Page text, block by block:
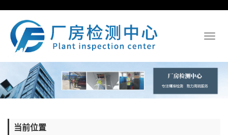
当前位置